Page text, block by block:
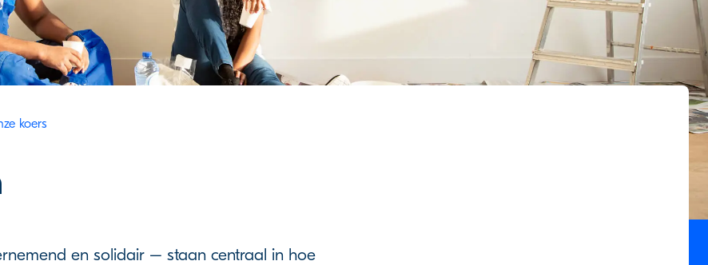
koers
en solidair – staan centraal in hoe